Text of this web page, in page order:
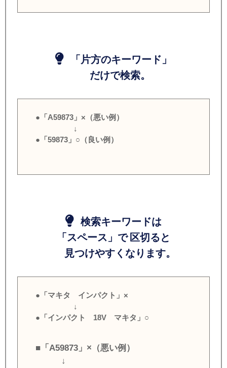
「片方のキーワード」
だけで検索。
●「A59873」×（悪い例）
↓
●「59873」○（良い例）
検索キーワードは
「スペース」で 区切ると
見つけやすくなります。
●「マキタ インパクト」×
↓
●「インパクト 18V マキタ」○
■「A59873」×（悪い例）
↓